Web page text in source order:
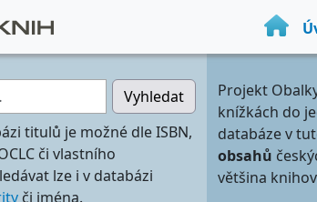
Vyhledat
titulů je možné dle ISBN,
či vlastního
lze i v databázi
či jména.
Projekt
knížkách do
databáze v
obsahů
většina